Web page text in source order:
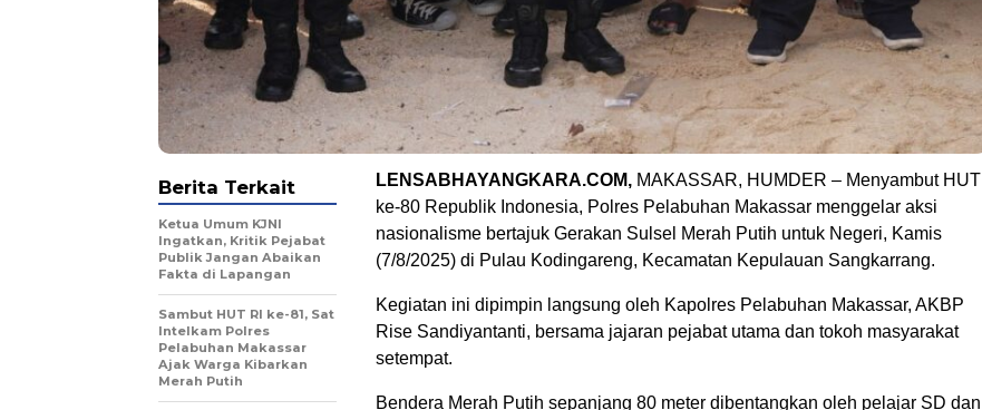
LENSABHAYANGKARA.COM, MAKASSAR, HUMDER – Menyambut HUT
ke-80 Republik Indonesia, Polres Pelabuhan Makassar menggelar aksi
nasionalisme bertajuk Gerakan Sulsel Merah Putih untuk Negeri, Kamis
(7/8/2025) di Pulau Kodingareng, Kecamatan Kepulauan Sangkarrang.
Kegiatan ini dipimpin langsung oleh Kapolres Pelabuhan Makassar, AKBP
Rise Sandiyantanti, bersama jajaran pejabat utama dan tokoh masyarakat
setempat.
Bendera Merah Putih sepanjang 80 meter dibentangkan oleh pelajar SD dan
Berita Terkait
Ketua Umum KJNI
Ingatkan, Kritik Pejabat
Publik Jangan Abaikan
Fakta di Lapangan
Sambut HUT RI ke-81, Sat
Intelkam Polres
Pelabuhan Makassar
Ajak Warga Kibarkan
Merah Putih